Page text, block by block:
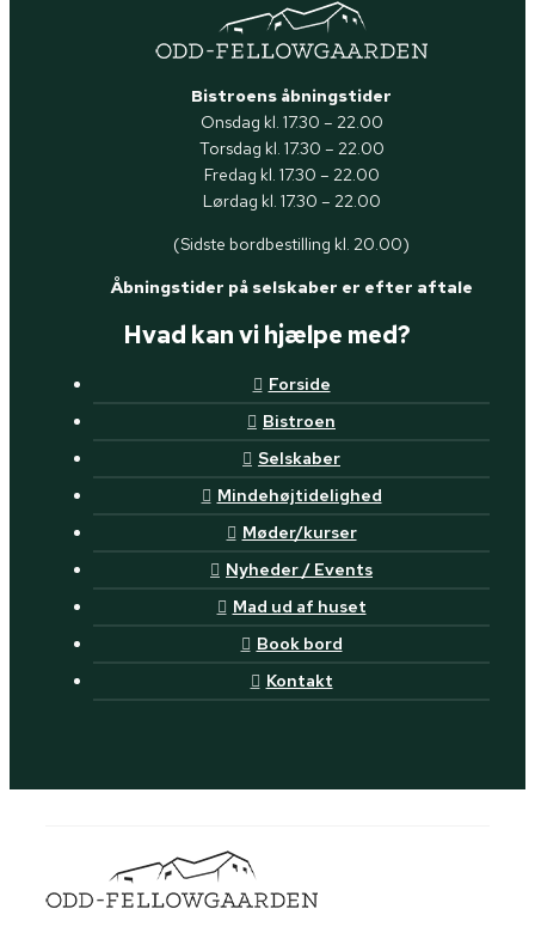
Bistroens åbningstider
Onsdag kl. 17.30 – 22.00
Torsdag kl. 17.30 – 22.00
Fredag kl. 17.30 – 22.00
Lørdag kl. 17.30 – 22.00
(Sidste bordbestilling kl. 20.00)
Åbningstider på selskaber er efter aftale
Hvad kan vi hjælpe med?
Forside
Bistroen
Selskaber
Mindehøjtidelighed
Møder/kurser
Nyheder / Events
Mad ud af huset
Book bord
Kontakt